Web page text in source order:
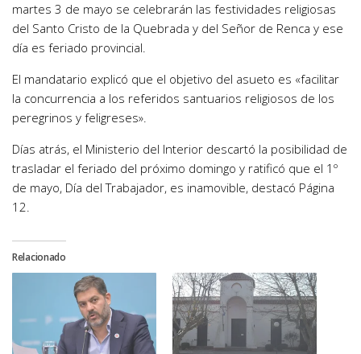
martes 3 de mayo se celebrarán las festividades religiosas
del Santo Cristo de la Quebrada y del Señor de Renca y ese
día es feriado provincial.
El mandatario explicó que el objetivo del asueto es «facilitar
la concurrencia a los referidos santuarios religiosos de los
peregrinos y feligreses».
Días atrás, el Ministerio del Interior descartó la posibilidad de
trasladar el feriado del próximo domingo y ratificó que el 1º
de mayo, Día del Trabajador, es inamovible, destacó Página
12.
Relacionado